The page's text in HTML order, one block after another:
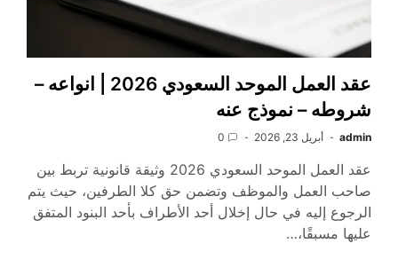
عقد العمل الموحد السعودي 2026 | انواعه –
شروطه – نموذج عنه
admin أبريل 23, 2026 0
عقد العمل الموحد السعودي 2026 وثيقة قانونية تربط بين
صاحب العمل والموظف وتضمن حق كلا الطرفين، حيث يتم
الرجوع إليه في حال إخلال أحد الأطراف بأحد البنود المتفق
عليها مسبقًا،…